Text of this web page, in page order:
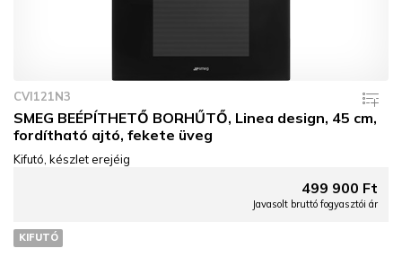
CVI121N3
SMEG BEÉPÍTHETŐ BORHŰTŐ, Linea design, 45 cm,
fordítható ajtó, fekete üveg
Kifutó, készlet erejéig
499 900 Ft
Javasolt bruttó fogyasztói ár
KIFUTÓ